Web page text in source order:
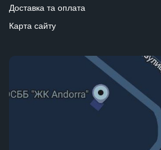
Доставка та оплата
Карта сайту